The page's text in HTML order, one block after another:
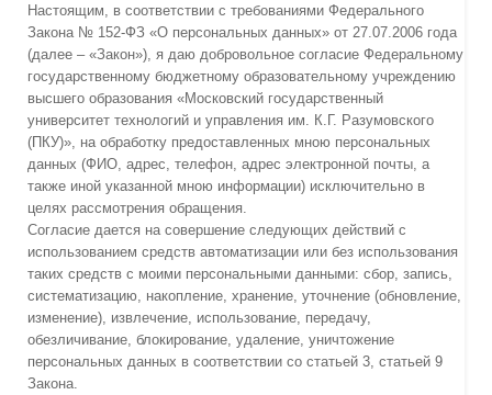
Настоящим, в соответствии с требованиями Федерального
Закона № 152-ФЗ «О персональных данных» от 27.07.2006 года
(далее – «Закон»), я даю добровольное согласие Федеральному
государственному бюджетному образовательному учреждению
высшего образования «Московский государственный
университет технологий и управления им. К.Г. Разумовского
(ПКУ)», на обработку предоставленных мною персональных
данных (ФИО, адрес, телефон, адрес электронной почты, а
также иной указанной мною информации) исключительно в
целях рассмотрения обращения.
Согласие дается на совершение следующих действий с
использованием средств автоматизации или без использования
таких средств с моими персональными данными: сбор, запись,
систематизацию, накопление, хранение, уточнение (обновление,
изменение), извлечение, использование, передачу,
обезличивание, блокирование, удаление, уничтожение
персональных данных в соответствии со статьей 3, статьей 9
Закона.